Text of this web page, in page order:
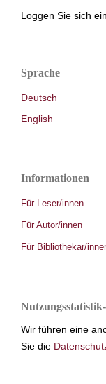
Loggen Sie sich
Sprache
Deutsch
English
Informationen
Für Leser/innen
Für Autor/innen
Für Bibliothekar/
Wir führen eine
Sie die